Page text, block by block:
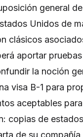
general
Unidos de
clásicos
aportar
la noción
visa B-1 para
aceptables
copias de
de su